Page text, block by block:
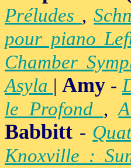
Préludes ,
pour piano
Chamber
Asyla |Amy -
le Profond ,
Babbitt -
Knoxville :